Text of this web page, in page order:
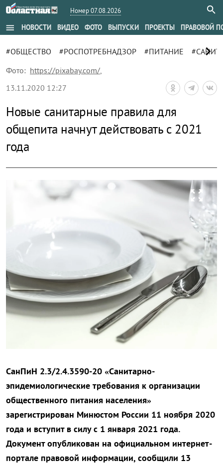
Номер 07.08.2026
menu НОВОСТИ ВИДЕО ФОТО ВЫПУСКИ ПРОЕКТЫ ПРАВОВОЙ
#ОБЩЕСТВО #РОСПОТРЕБНАДЗОР #ПИТАНИЕ chevron_right
Фото: https://pixabay.com/,
13.11.2020 12:27
Новые санитарные правила для
общепита начнут действовать с 2021
года
zoom_out_map
СанПиН 2.3/2.4.3590-20 «Санитарно-
эпидемиологические требования к организации
общественного питания населения»
зарегистрирован Минюстом России 11 ноября 2020
года и вступит в силу с 1 января 2021 года.
Документ опубликован на официальном интернет-
портале правовой информации, сообщили 13